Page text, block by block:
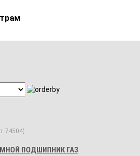
74504)
ПОДШИПНИК ГАЗ